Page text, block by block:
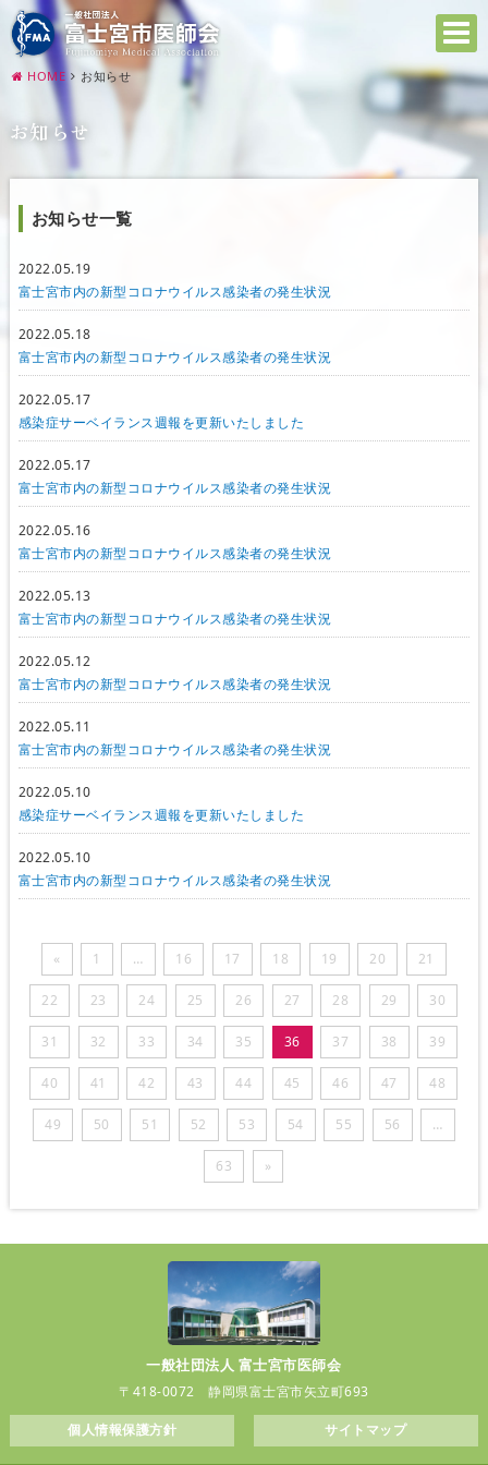
HOME お知らせ
お知らせ
お知らせ一覧
2022.05.19
富士宮市内の新型コロナウイルス感染者の発生状況
2022.05.18
富士宮市内の新型コロナウイルス感染者の発生状況
2022.05.17
感染症サーベイランス週報を更新いたしました
2022.05.17
富士宮市内の新型コロナウイルス感染者の発生状況
2022.05.16
富士宮市内の新型コロナウイルス感染者の発生状況
2022.05.13
富士宮市内の新型コロナウイルス感染者の発生状況
2022.05.12
富士宮市内の新型コロナウイルス感染者の発生状況
2022.05.11
富士宮市内の新型コロナウイルス感染者の発生状況
2022.05.10
感染症サーベイランス週報を更新いたしました
2022.05.10
富士宮市内の新型コロナウイルス感染者の発生状況
« 1 … 16 17 18 19 20 21
22 23 24 25 26 27 28 29 30
31 32 33 34 35 36 37 38 39
40 41 42 43 44 45 46 47 48
49 50 51 52 53 54 55 56 …
63 »
一般社団法人 富士宮市医師会
〒418-0072 静岡県富士宮市矢立町693
個人情報保護方針 サイトマップ